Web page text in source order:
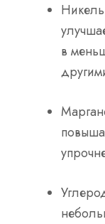
в